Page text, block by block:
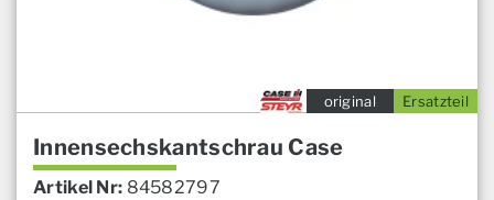
Ersatzteil
original
Innensechskantschrau Case
Artikel Nr: 84582797